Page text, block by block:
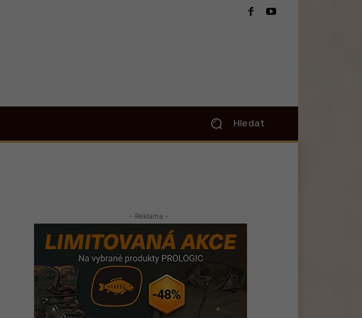
Hledat
- Reklama -